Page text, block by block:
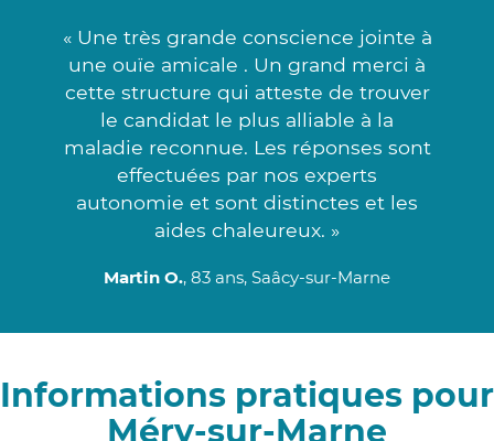
« Une très grande conscience jointe à
une ouïe amicale . Un grand merci à
cette structure qui atteste de trouver
le candidat le plus alliable à la
maladie reconnue. Les réponses sont
effectuées par nos experts
autonomie et sont distinctes et les
aides chaleureux. »
Martin O., 83 ans, Saâcy-sur-Marne
Informations pratiques pour
Méry-sur-Marne